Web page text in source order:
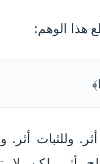
هذا الوهم:
وللثبات أثر.